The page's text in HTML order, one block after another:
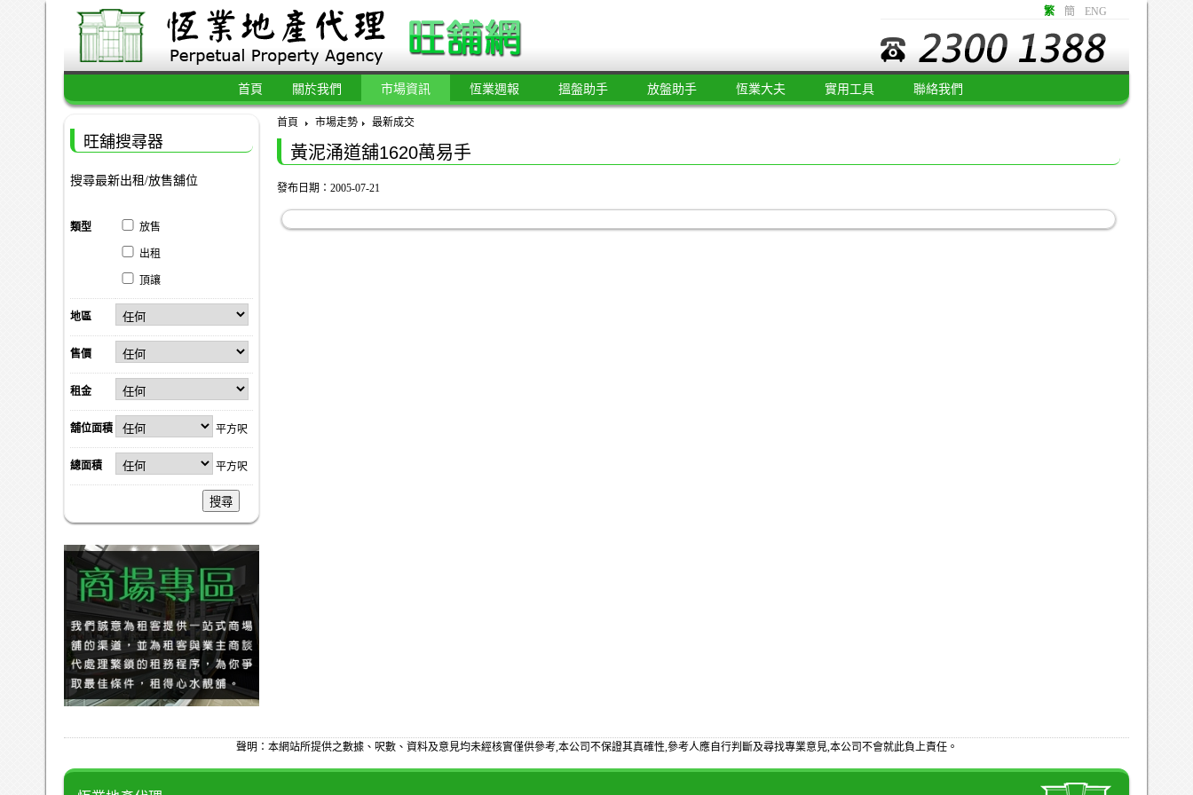
繁 簡 ENG
首頁 關於我們 市場資訊 恆業週報 搵盤助手 放盤助手 恆業大夫 實用工具 聯絡我們
首頁 市場走勢 最新成交
黃泥涌道舖1620萬易手
發布日期：2005-07-21
旺舖搜尋器
搜尋最新出租/放售舖位
類型 放售
出租
頂讓
地區
售價
租金
舖位面積 平方呎
總面積 平方呎
搜尋
聲明：本網站所提供之數據、呎數、資料及意見均未經核實僅供參考,本公司不保證其真確性,參考人應自行判斷及尋找專業意見,本公司不會就此負上責任。